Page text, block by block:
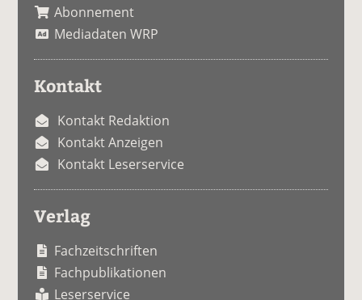
Abonnement
Mediadaten WRP
Kontakt
Kontakt Redaktion
Kontakt Anzeigen
Kontakt Leserservice
Verlag
Fachzeitschriften
Fachpublikationen
Leserservice